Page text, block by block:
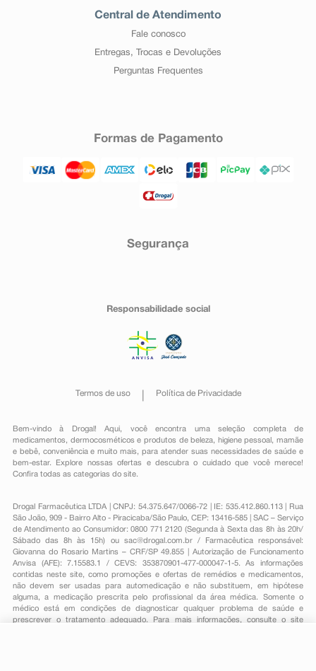
Central de Atendimento
Fale conosco
Entregas, Trocas e Devoluções
Perguntas Frequentes
Formas de Pagamento
Segurança
Responsabilidade social
Termos de uso Política de Privacidade
Bem-vindo à Drogal! Aqui, você encontra uma seleção completa de
medicamentos , dermocosméticos e produtos de beleza, higiene pessoal ,mamãe
e bebê, conveniênciae muito mais, para atender suas necessidades de saúde e
bem-estar. Explore nossas ofertas e descubra o cuidado que você merece!
Confira todas as categorias do site.
Drogal Farmacêutica LTDA | CNPJ: 54.375.647/0066-72 | IE: 535.412.860.113 | Rua
São João, 909 - Bairro Alto - Piracicaba/São Paulo, CEP: 13416-585 | SAC – Serviço
de Atendimento ao Consumidor: 0800 771 2120 (Segunda à Sexta das 8h às 20h/
Sábado das 8h às 15h) ou sac@drogal.com.br/ Farmacêutica responsável:
Giovanna do Rosario Martins – CRF/SP 49.855 | Autorização de Funcionamento
Anvisa (AFE): 7.15583.1 / CEVS: 353870901-477-000047-1-5. As informações
contidas neste site, como promoções e ofertas de remédios e medicamentos,
não devem ser usadas para automedicação e não substituem, em hipótese
alguma, a medicação prescrita pelo profissional da área médica. Somente o
médico está em condições de diagnosticar qualquer problema de saúde e
prescrever o tratamento adequado. Para mais informações, consulte o site